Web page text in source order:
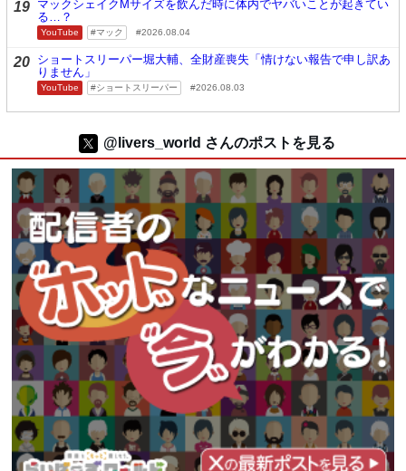
19 マックシェイクMサイズを飲んだ時に体内でヤバいことが起きてい
る…？
YouTube マック 2026.08.04
20 ショートスリーパー堀大輔、全財産喪失「情けない報告で申し訳あ
りません」
YouTube ショートスリーパー 2026.08.03
@livers_world さんのポストを見る